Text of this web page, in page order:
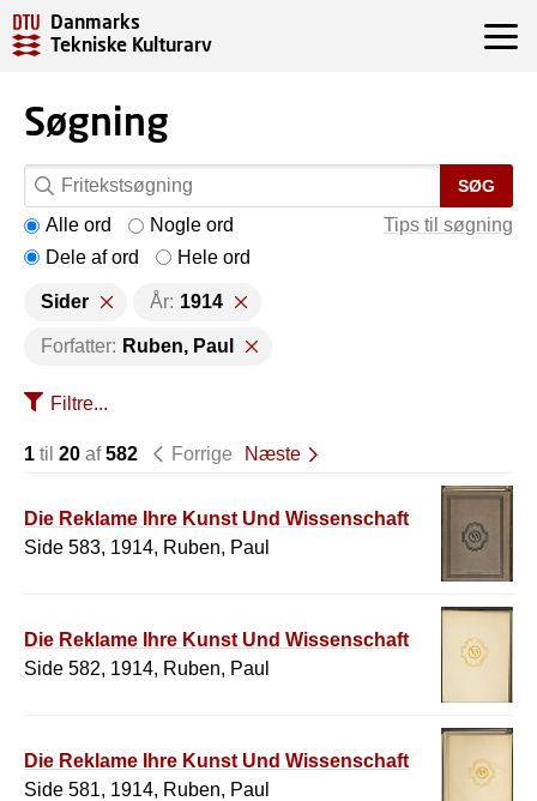
Danmarks
Tekniske Kulturarv
Søgning
SØG
Tips til søgning
Alle ord
Nogle ord
Dele af ord
Hele ord
Sider År: 1914
Forfatter: Ruben, Paul
Filtre...
1 til 20 af582 Forrige Næste
Die Reklame Ihre Kunst Und Wissenschaft
Side 583, 1914, Ruben, Paul
Die Reklame Ihre Kunst Und Wissenschaft
Side 582, 1914, Ruben, Paul
Die Reklame Ihre Kunst Und Wissenschaft
Side 581, 1914, Ruben, Paul